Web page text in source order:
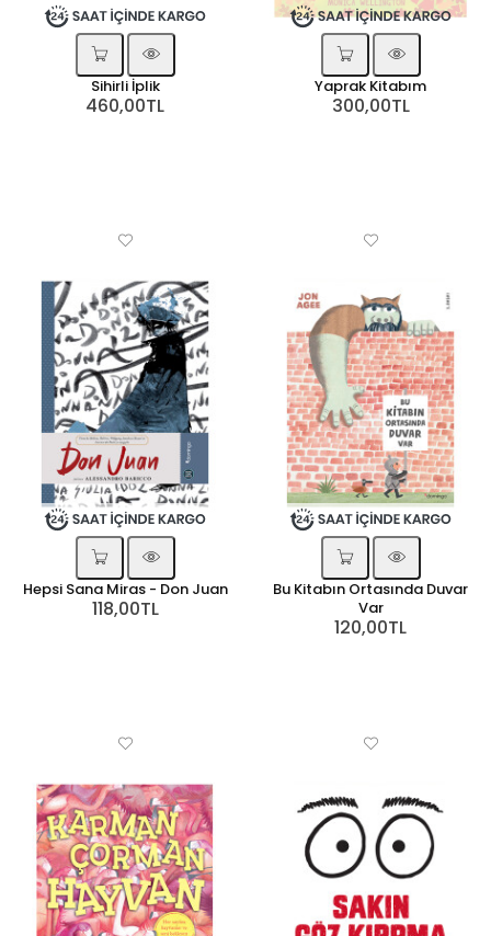
Sihirli İplik
460,00TL
Yaprak Kitabım
300,00TL
Hepsi Sana Miras - Don Juan
118,00TL
Bu Kitabın Ortasında Duvar
Var
120,00TL